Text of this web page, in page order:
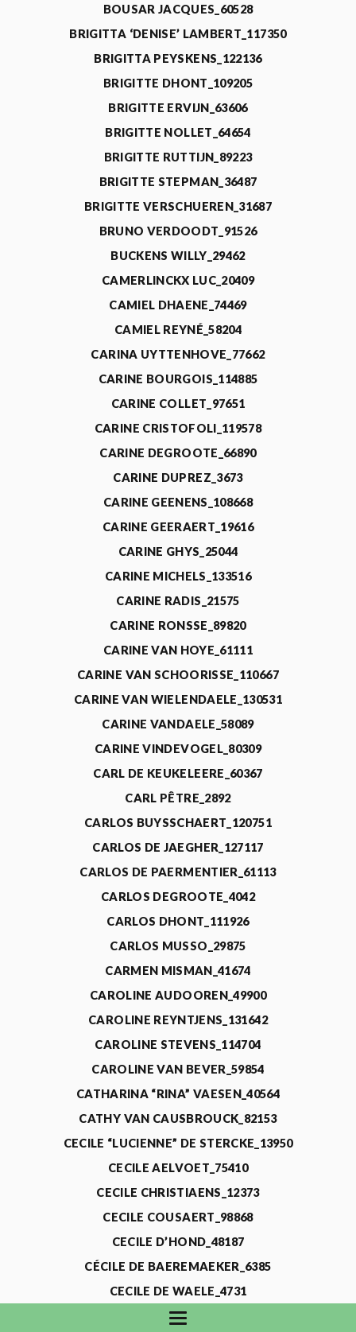
BOUSAR JACQUES_60528
BRIGITTA ‘DENISE’ LAMBERT_117350
BRIGITTA PEYSKENS_122136
BRIGITTE DHONT_109205
BRIGITTE ERVIJN_63606
BRIGITTE NOLLET_64654
BRIGITTE RUTTIJN_89223
BRIGITTE STEPMAN_36487
BRIGITTE VERSCHUEREN_31687
BRUNO VERDOODT_91526
BUCKENS WILLY_29462
CAMERLINCKX LUC_20409
CAMIEL DHAENE_74469
CAMIEL REYNÉ_58204
CARINA UYTTENHOVE_77662
CARINE BOURGOIS_114885
CARINE COLLET_97651
CARINE CRISTOFOLI_119578
CARINE DEGROOTE_66890
CARINE DUPREZ_3673
CARINE GEENENS_108668
CARINE GEERAERT_19616
CARINE GHYS_25044
CARINE MICHELS_133516
CARINE RADIS_21575
CARINE RONSSE_89820
CARINE VAN HOYE_61111
CARINE VAN SCHOORISSE_110667
CARINE VAN WIELENDAELE_130531
CARINE VANDAELE_58089
CARINE VINDEVOGEL_80309
CARL DE KEUKELEERE_60367
CARL PÊTRE_2892
CARLOS BUYSSCHAERT_120751
CARLOS DE JAEGHER_127117
CARLOS DE PAERMENTIER_61113
CARLOS DEGROOTE_4042
CARLOS DHONT_111926
CARLOS MUSSO_29875
CARMEN MISMAN_41674
CAROLINE AUDOOREN_49900
CAROLINE REYNTJENS_131642
CAROLINE STEVENS_114704
CAROLINE VAN BEVER_59854
CATHARINA “RINA” VAESEN_40564
CATHY VAN CAUSBROUCK_82153
CECILE “LUCIENNE” DE STERCKE_13950
CECILE AELVOET_75410
CECILE CHRISTIAENS_12373
CECILE COUSAERT_98868
CECILE D’HOND_48187
CÉCILE DE BAEREMAEKER_6385
CECILE DE WAELE_4731
CECILE DEVOS_115318